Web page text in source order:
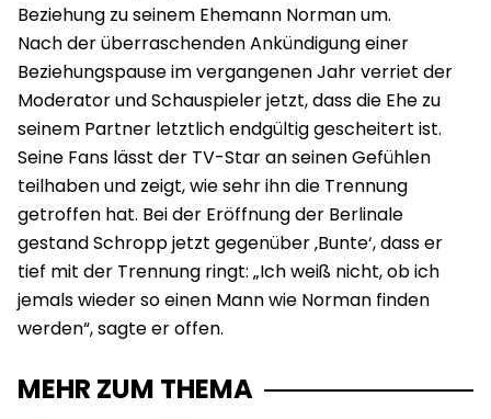
Beziehung zu seinem Ehemann Norman um.
Nach der überraschenden Ankündigung einer
Beziehungspause im vergangenen Jahr verriet der
Moderator und Schauspieler jetzt, dass die Ehe zu
seinem Partner letztlich endgültig gescheitert ist.
Seine Fans lässt der TV-Star an seinen Gefühlen
teilhaben und zeigt, wie sehr ihn die Trennung
getroffen hat. Bei der Eröffnung der Berlinale
gestand Schropp jetzt gegenüber ‚Bunte‘, dass er
tief mit der Trennung ringt: „Ich weiß nicht, ob ich
jemals wieder so einen Mann wie Norman finden
werden“, sagte er offen.
MEHR ZUM THEMA